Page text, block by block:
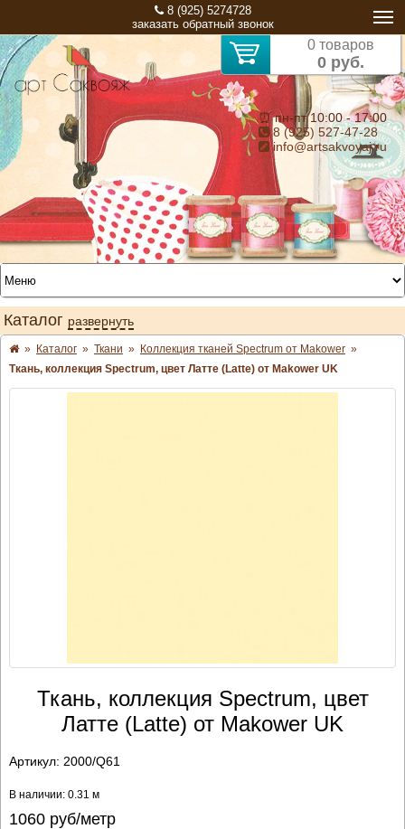
8 (925) 5274728
заказать обратный звонок
0 товаров
0 руб.
⏰ пн-пт 10:00 - 17:00
8 (925) 527-47-28
info@artsakvoyaj.ru
Каталог развернуть
» Каталог » Ткани » Коллекция тканей Spectrum от Makower »
Ткань, коллекция Spectrum, цвет Латте (Latte) от Makower UK
Ткань, коллекция Spectrum, цвет
Латте (Latte) от Makower UK
Артикул: 2000/Q61
В наличии: 0.31 м
1060руб/метр